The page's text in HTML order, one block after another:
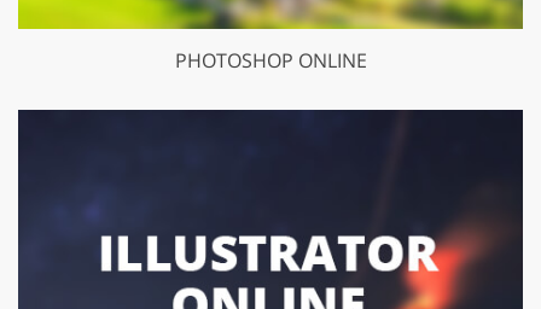
PHOTOSHOP ONLINE